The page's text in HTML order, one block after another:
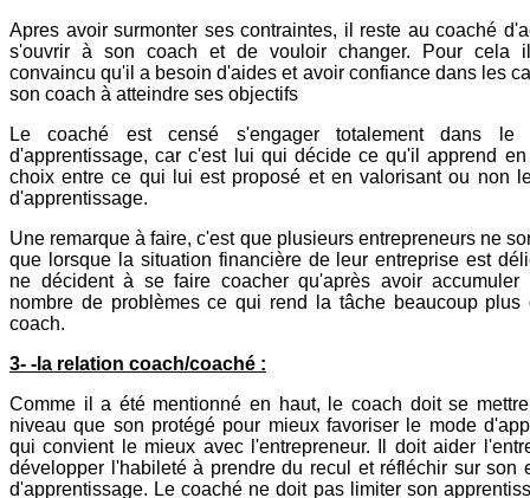
Apres avoir surmonter ses contraintes, il reste au coaché
s'ouvrir à son coach et de vouloir changer. Pour cela
convaincu qu'il a besoin d'aides et avoir confiance dans les
son coach à atteindre ses objectifs
Le coaché est censé s'engager totalement dans le
d'apprentissage, car c'est lui qui décide ce qu'il apprend
choix entre ce qui lui est proposé et en valorisant ou non
d'apprentissage.
Une remarque à faire, c'est que plusieurs entrepreneurs ne
que lorsque la situation financière de leur entreprise est
ne décident à se faire coacher qu'après avoir accumuler
nombre de problèmes ce qui rend la tâche beaucoup plus
coach.
3- -la relation coach/coaché :
Comme il a été mentionné en haut, le coach doit se
niveau que son protégé pour mieux favoriser le mode
qui convient le mieux avec l'entrepreneur. Il doit aider
développer l'habileté à prendre du recul et réfléchir sur son
d'apprentissage. Le coaché ne doit pas limiter son